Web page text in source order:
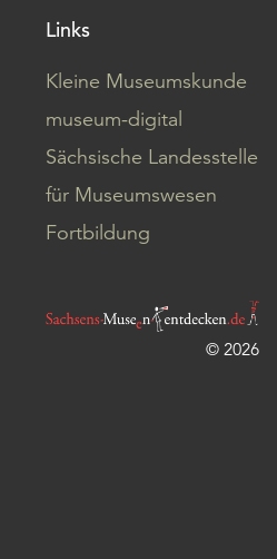
Links
Kleine Museumskunde
museum-digital
Sächsische Landesstelle
für Museumswesen
Fortbildung
© 2026